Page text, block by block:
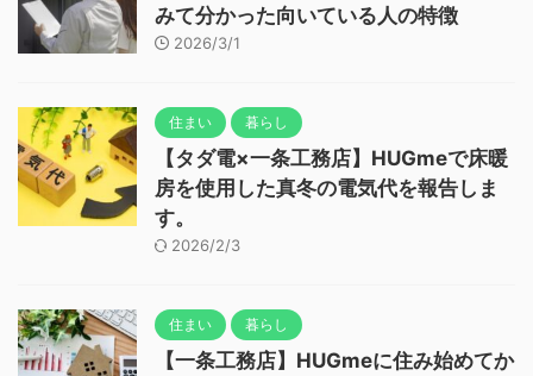
みて分かった向いている人の特徴
2026/3/1
住まい 暮らし
【タダ電×一条工務店】HUGmeで床暖
房を使用した真冬の電気代を報告しま
す。
2026/2/3
住まい 暮らし
【一条工務店】HUGmeに住み始めてか